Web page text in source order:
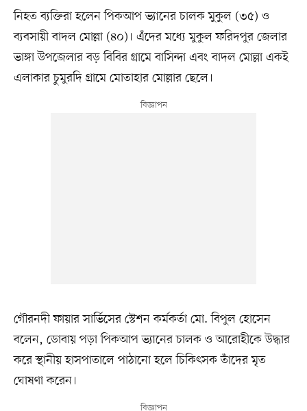
নিহত ব্যক্তিরা হলেন পিকআপ ভ্যানের চালক মুকুল (৩৫) ও
ব্যবসায়ী বাদল মোল্লা (৪০)। এঁদের মধ্যে মুকুল ফরিদপুর জেলার
ভাঙ্গা উপজেলার বড় বিবির গ্রামে বাসিন্দা এবং বাদল মোল্লা একই
এলাকার চুমুরদি গ্রামে মোতাহার মোল্লার ছেলে।
গৌরনদী ফায়ার সার্ভিসের স্টেশন কর্মকর্তা মো. বিপুল হোসেন
বলেন, ডোবায় পড়া পিকআপ ভ্যানের চালক ও আরোহীকে উদ্ধার
করে স্থানীয় হাসপাতালে পাঠানো হলে চিকিৎসক তাঁদের মৃত
ঘোষণা করেন।